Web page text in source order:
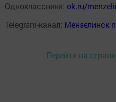
Одноклассники: ok.ru/
Telegram-канал: Мензелинск
Перейти на